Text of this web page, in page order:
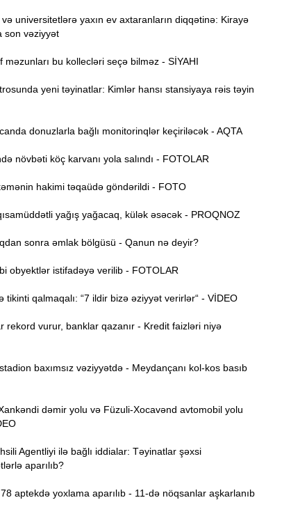
universitetlərə yaxın ev axtaranların diqqətinə: Kirayə
son vəziyyət
bu kollecləri seçə bilməz - SİYAHI
yeni təyinatlar: Kimlər hansı stansiyaya rəis təyin
donuzlarla bağlı monitorinqlər keçiriləcək - AQTA
növbəti köç karvanı yola salındı - FOTOLAR
hakimi təqaüdə göndərildi - FOTO
yağış yağacaq, külək əsəcək - PROQNOZ
sonra əmlak bölgüsü - Qanun nə deyir?
obyektlər istifadəyə verilib - FOTOLAR
qalmaqalı: “7 ildir bizə əziyyət verirlər“ - VİDEO
vurur, banklar qazanır - Kredit faizləri niyə
baxımsız vəziyyətdə - Meydançanı kol-kos basıb
dəmir yolu və Füzuli-Xocavənd avtomobil yolu
Agentliyi ilə bağlı iddialar: Təyinatlar şəxsi
aparılıb?
aptekdə yoxlama aparılıb - 11-də nöqsanlar aşkarlanıb